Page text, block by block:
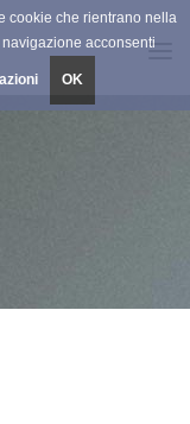
cookie che rientrano nella
acconsenti
OK